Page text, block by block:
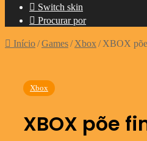
Switch skin
Procurar por
Início/Games/ Xbox/ XBOX põe
Xbox
XBOX põe